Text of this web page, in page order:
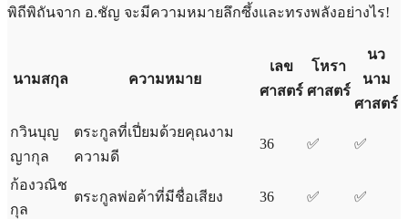
พิถีพิถันจาก อ.ชัญ จะมีความหมายลึกซึ้งและทรงพลังอย่างไร!
นามสกุล ความหมาย
เลข
ศาสตร์
โหรา
ศาสตร์
นว
นาม
ศาสตร์
กวินบุญ
ญากุล
ตระกูลที่เปี่ยมด้วยคุณงาม
ความดี
36 ✅ ✅
ก้องวณิช
กุล
ตระกูลพ่อค้าที่มีชื่อเสียง 36 ✅ ✅